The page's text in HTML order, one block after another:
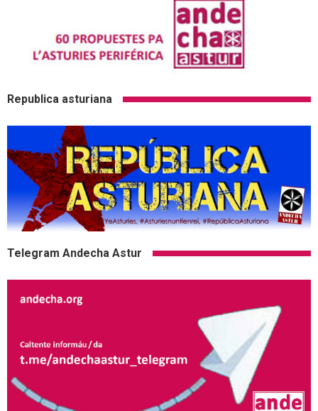
Republica asturiana
Telegram Andecha Astur